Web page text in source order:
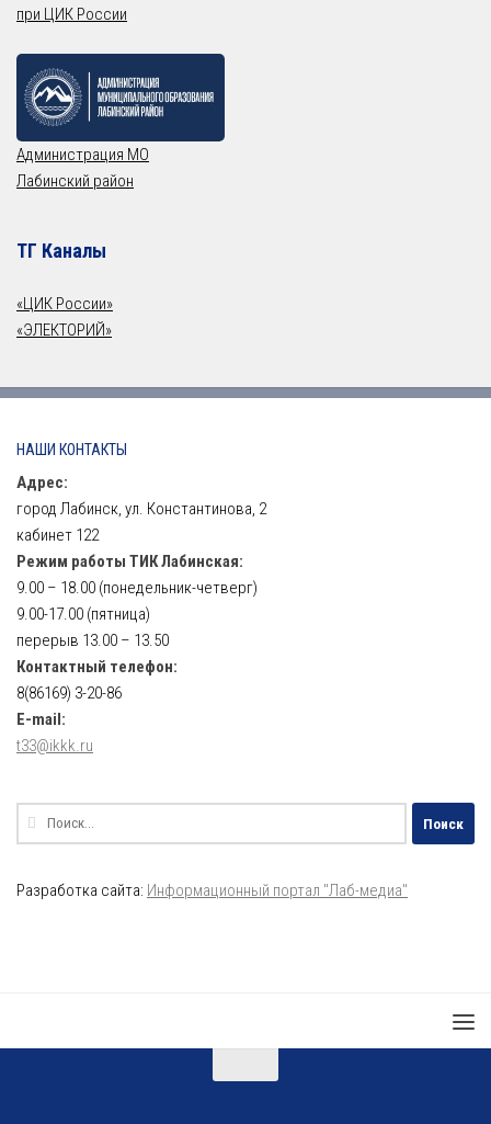
при ЦИК России
Администрация МО
Лабинский район
ТГ Каналы
«ЦИК России»
«ЭЛЕКТОРИЙ»
НАШИ КОНТАКТЫ
Адрес:
город Лабинск, ул. Константинова, 2
кабинет 122
Режим работы ТИК Лабинская:
9.00 – 18.00 (понедельник-четверг)
9.00-17.00 (пятница)
перерыв 13.00 – 13.50
Контактный телефон:
8(86169) 3-20-86
E-mail:
t33@ikkk.ru
Найти:
Разработка сайта: Информационный портал "Лаб-медиа"